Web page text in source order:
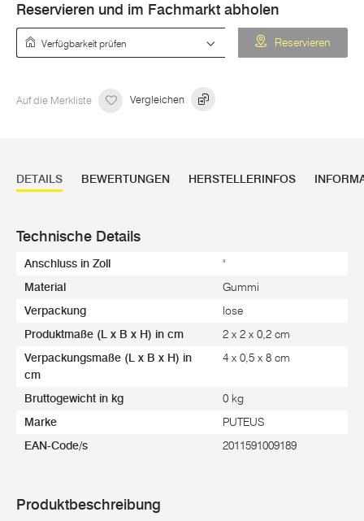
Reservieren und im Fachmarkt abholen
Reservieren
Auf die Merkliste Vergleichen
DETAILS BEWERTUNGEN HERSTELLERINFOS
Technische Details
Anschluss in Zoll "
Material Gummi
Verpackung lose
Produktmaße (L x B x H) in cm 2 x 2 x 0,2 cm
Verpackungsmaße (L x B x H) in
cm
4 x 0,5 x 8 cm
Bruttogewicht in kg 0 kg
Marke PUTEUS
EAN-Code/s 2011591009189
Produktbeschreibung